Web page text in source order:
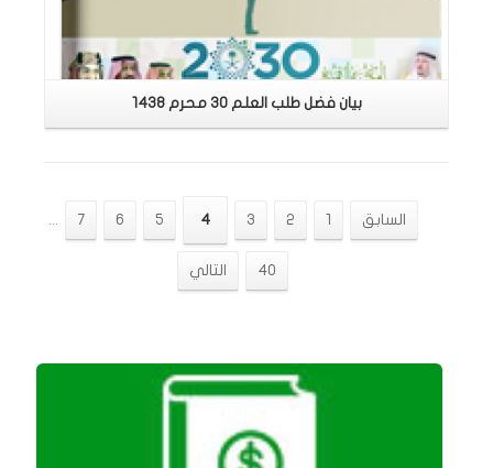
بيان فضل طلب العلم 30 محرم 1438
السابق 1
2
3
4
5
6
7
...
40 التالي